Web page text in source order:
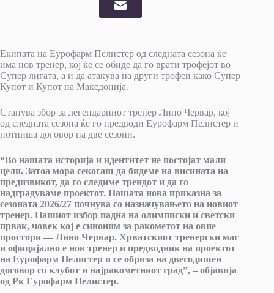
Екипата на Еурофарм Пелистер од следната сезона ќе
има нов тренер, кој ќе се обиде да го врати трофејот во
Супер лигата, а и да атакува на други трофеи како Супер
Купот и Купот на Македонија.
Станува збор за легендарниот тренер Лино Червар, кој
од следната сезона ќе го предводи Еурофарм Пелистер и
потпиша договор на две сезони.
“Во нашата историја и идентитет не постојат мали
цели. Затоа мора секогаш да бидеме на висината на
предизвикот, да го следиме трендот и да го
надградуваме проектот. Нашата нова приказна за
сезоната 2026/27 почнува со назначувањето на новиот
тренер. Нашиот избор падна на олимписки и светски
првак, човек кој е синоним за ракометот на овие
простори — Лино Червар. Хрватскиот тренерски маг
и официјално е нов тренер и предводник на проектот
на Еурофарм Пелистер и се обрвза на двегодишен
договор со клубот и најракометниот град”, – објавија
од Рк Еурофарм Пелистер.